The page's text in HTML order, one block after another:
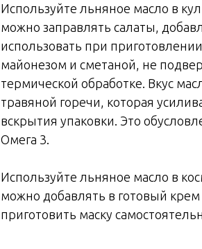
Используйте льняное масло в
можно заправлять салаты,
использовать при
майонезом и сметаной, не
термической обработке. Вкус
травяной горечи, которая
вскрытия упаковки. Это
Омега 3.
Используйте льняное масло в
можно добавлять в готовый
приготовить маску